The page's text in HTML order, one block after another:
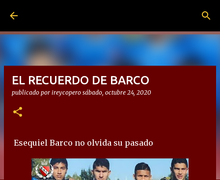
EL RECUERDO DE BARCO
publicado por ireycopero sábado, octubre 24, 2020
Esequiel Barco no olvida su pasado